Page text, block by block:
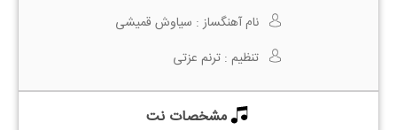
نام آهنگساز : سیاوش قمیشی
تنظیم : ترنم عزتی
مشخصات نت